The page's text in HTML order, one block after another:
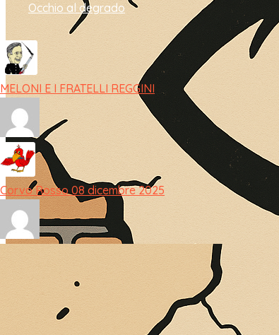
Occhio al degrado
MELONI E I FRATELLI REGGINI
Corvo Rosso 08 dicembre 2025